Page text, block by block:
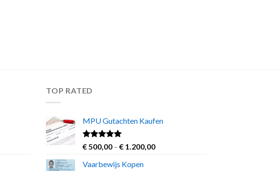
TOP RATED
MPU Gutachten Kaufen
Rated5.00
out of 5
€500,00 – €1.200,00Price
Vaarbewijs Kopen